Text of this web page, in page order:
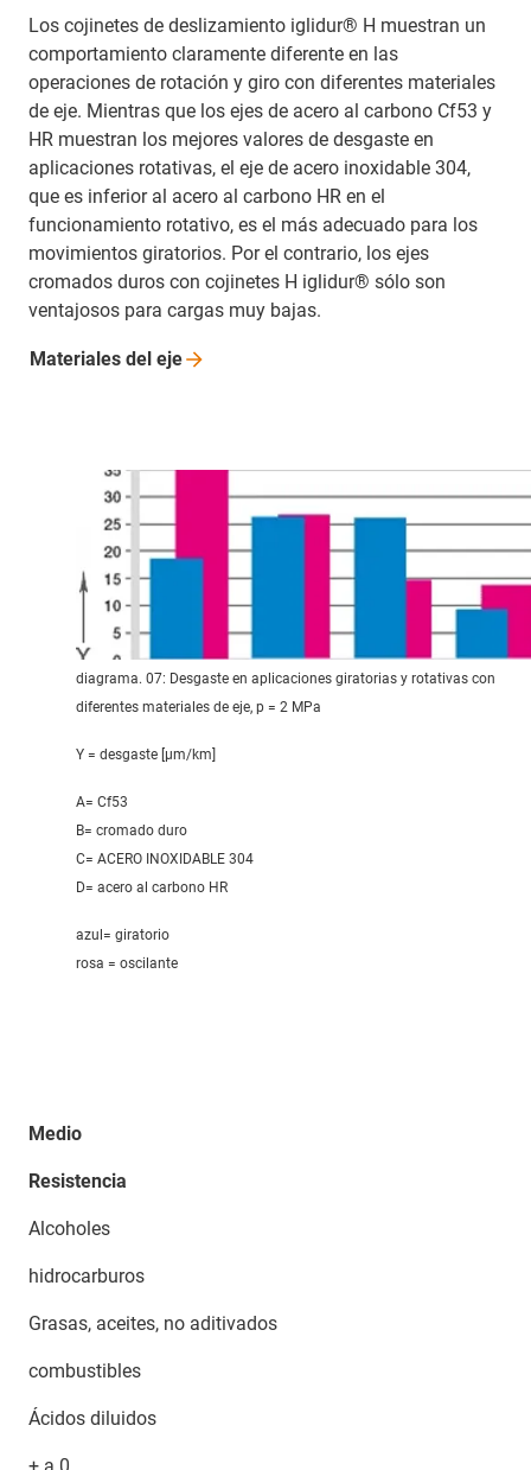
Los cojinetes de deslizamiento iglidur® H muestran un
comportamiento claramente diferente en las
operaciones de rotación y giro con diferentes materiales
de eje. Mientras que los ejes de acero al carbono Cf53 y
HR muestran los mejores valores de desgaste en
aplicaciones rotativas, el eje de acero inoxidable 304,
que es inferior al acero al carbono HR en el
funcionamiento rotativo, es el más adecuado para los
movimientos giratorios. Por el contrario, los ejes
cromados duros con cojinetes H iglidur® sólo son
ventajosos para cargas muy bajas.
Materiales del eje
diagrama. 07: Desgaste en aplicaciones giratorias y rotativas con
diferentes materiales de eje, p = 2 MPa
Y = desgaste [μm/km]
A= Cf53
B= cromado duro
C= ACERO INOXIDABLE 304
D= acero al carbono HR
azul= giratorio
rosa = oscilante
Medio
Resistencia
Alcoholes
hidrocarburos
Grasas, aceites, no aditivados
combustibles
Ácidos diluidos